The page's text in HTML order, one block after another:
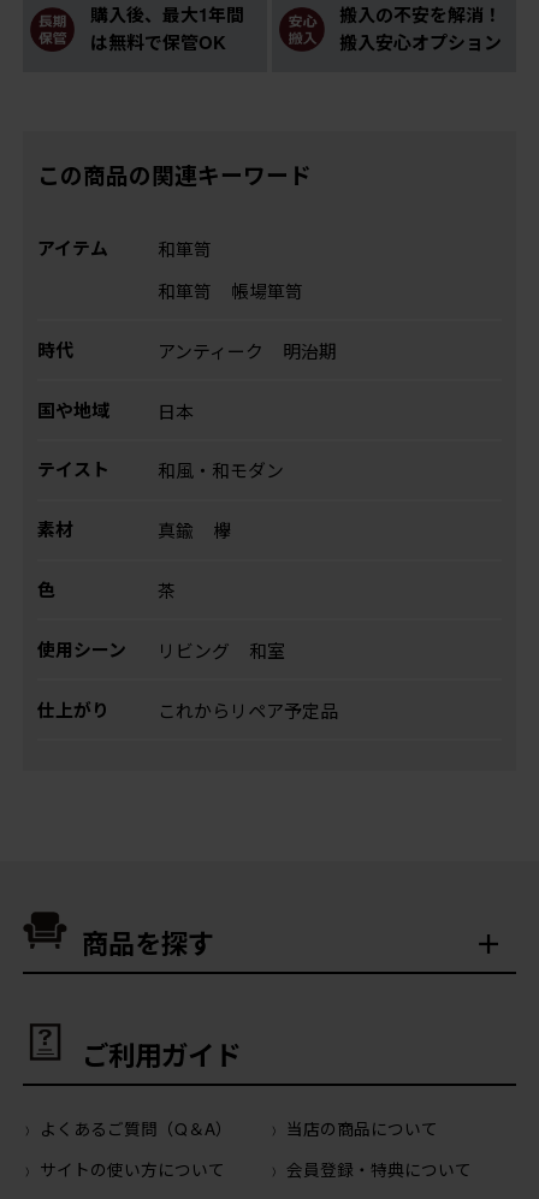
購入後、最大1年間
は無料で保管OK
搬入の不安を解消！
搬入安心オプション
この商品の関連キーワード
アイテム
和箪笥
和箪笥
帳場箪笥
時代 アンティーク 明治期
国や地域 日本
テイスト 和風・和モダン
素材 真鍮 欅
色 茶
使用シーン リビング 和室
仕上がり これからリペア予定品
商品を探す
ご利用ガイド
よくあるご質問（Q＆A）
当店の商品について
サイトの使い方について
会員登録・特典について